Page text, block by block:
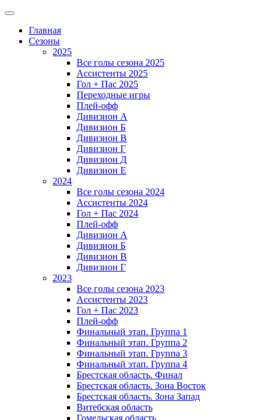
Главная
Сезоны
2025
Все голы сезона 2025
Ассистенты 2025
Гол + Пас 2025
Переходные игры
Плей-офф
Дивизион A
Дивизион Б
Дивизион В
Дивизион Г
Дивизион Д
Дивизион Е
2024
Все голы сезона 2024
Ассистенты 2024
Гол + Пас 2024
Плей-офф
Дивизион A
Дивизион Б
Дивизион В
Дивизион Г
2023
Все голы сезона 2023
Ассистенты 2023
Гол + Пас 2023
Плей-офф
Финальный этап. Группа 1
Финальный этап. Группа 2
Финальный этап. Группа 3
Финальный этап. Группа 4
Брестская область. Финал
Брестская область. Зона Восток
Брестская область. Зона Запад
Витебская область
Гомельская область